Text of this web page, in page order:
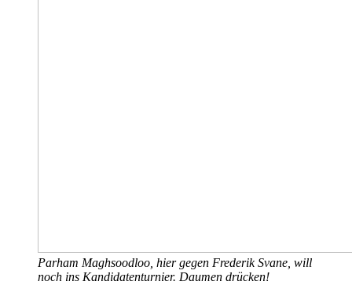
Parham Maghsoodloo, hier gegen Frederik Svane, will
noch ins Kandidatenturnier. Daumen drücken!